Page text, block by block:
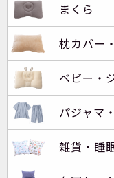
まくら
枕カバー
ベビー・
パジャマ
雑貨・睡